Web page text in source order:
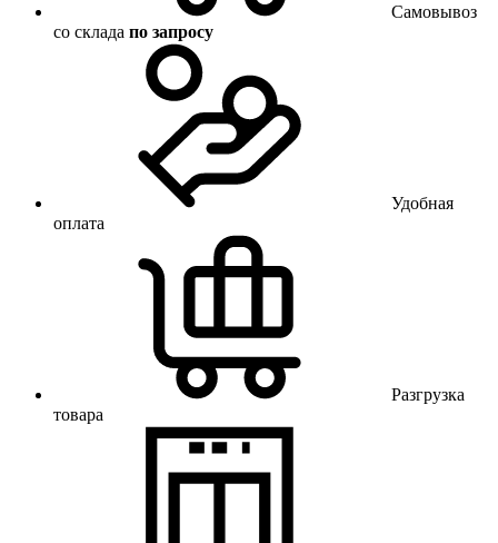
Самовывоз
со склада по запросу
Удобная
оплата
Разгрузка
товара